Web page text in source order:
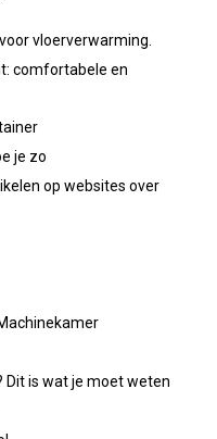
vloerverwarming.
comfortabele en
je zo
op websites over
Dit is wat je moet weten